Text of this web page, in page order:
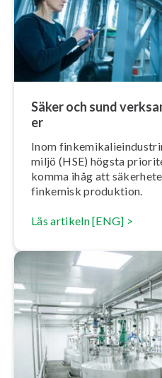
Säker och sund
er
Inom
miljö (HSE) högsta
komma ihåg att
finkemisk produktion.
Läs artikeln [ENG] >